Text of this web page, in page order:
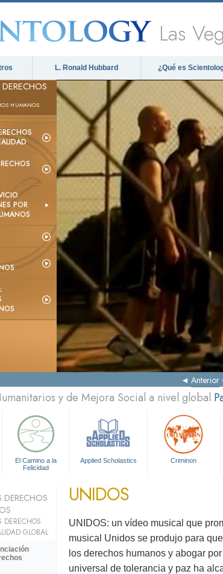
Las
L. Ronald Hubbard ¿Qué es
HUMANOS
POR
Anterior
y de Mejora Social a nivel global
El Camino a la
Felicidad
Applied Scholastics Criminon
UNIDOS
UNIDOS: un vídeo musical que
musical Unidos se produjo para
los derechos humanos y abogar
universal de tolerancia y paz ha
DERECHOS
GLOBAL